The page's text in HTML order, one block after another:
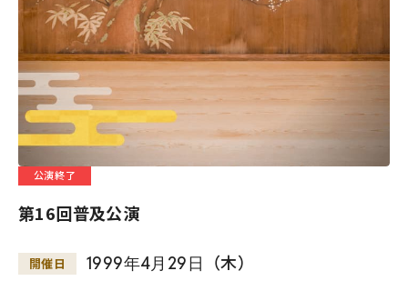
公演終了
第16回普及公演
開催日 1999年4月 29日 （木）